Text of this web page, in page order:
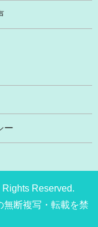
ー
Reserved.
無断複写・転載を禁